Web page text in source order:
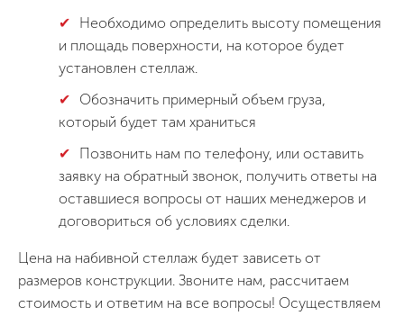
Необходимо определить высоту помещения
и площадь поверхности, на которое будет
установлен стеллаж.
Обозначить примерный объем груза,
который будет там храниться
Позвонить нам по телефону, или оставить
заявку на обратный звонок, получить ответы на
оставшиеся вопросы от наших менеджеров и
договориться об условиях сделки.
Цена на набивной стеллаж будет зависеть от
размеров конструкции. Звоните нам, рассчитаем
стоимость и ответим на все вопросы! Осуществляем